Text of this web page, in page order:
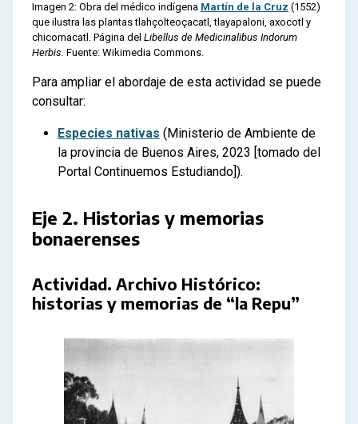
Imagen 2: Obra del médico indígena Martín de la Cruz (1552)
que ilustra las plantas tlahçolteoçacatl, tlayapaloni, axocotl y
chicomacatl. Página del Libellus de Medicinalibus Indorum
Herbis. Fuente: Wikimedia Commons.
Para ampliar el abordaje de esta actividad se puede
consultar:
Especies nativas (Ministerio de Ambiente de
la provincia de Buenos Aires, 2023 [tomado del
Portal Continuemos Estudiando]).
Eje 2. Historias y memorias
bonaerenses
Actividad. Archivo Histórico:
historias y memorias de “la Repu”